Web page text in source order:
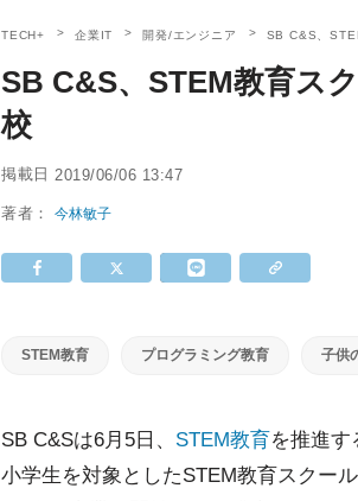
TECH+ 企業IT 開発/エンジニア SB C&S、
SB C&S、STEM教育ス
校
掲載日 2019/06/06 13:47
著者：今林敏子
STEM教育 プログラミング教育 子供
SB C&Sは6月5日、 STEM教育を推進す
小学生を対象としたSTEM教育スクー